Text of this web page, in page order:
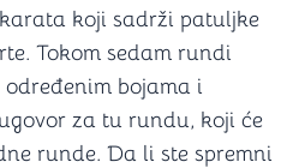
koji sadrži patuljke
Tokom sedam rundi
bojama i
za tu rundu, koji će
runde. Da li ste spremni